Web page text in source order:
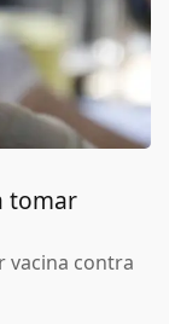
tomar
vacina contra